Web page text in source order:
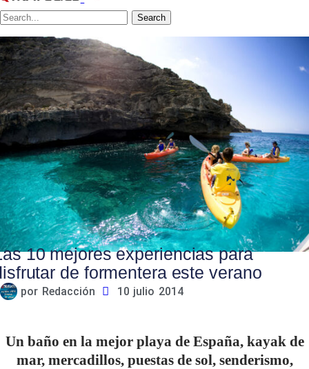
Search
10 mejores experiencias para
de formentera este verano
por Redacción 10 julio 2014
Un baño en la mejor playa de España, kayak de
mar, mercadillos, puestas de sol, senderismo,